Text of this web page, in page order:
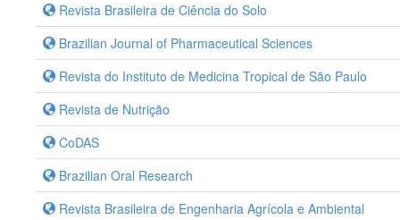
Revista Brasileira de Ciência do Solo
Brazilian Journal of Pharmaceutical Sciences
Revista do Instituto de Medicina Tropical de São Paulo
Revista de Nutrição
CoDAS
Brazilian Oral Research
Revista Brasileira de Engenharia Agrícola e Ambiental